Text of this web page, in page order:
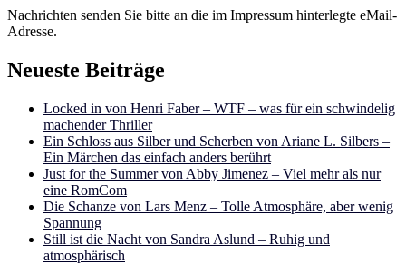
Nachrichten senden Sie bitte an die im Impressum hinterlegte eMail-
Adresse.
Neueste Beiträge
Locked in von Henri Faber – WTF – was für ein schwindelig
machender Thriller
Ein Schloss aus Silber und Scherben von Ariane L. Silbers –
Ein Märchen das einfach anders berührt
Just for the Summer von Abby Jimenez – Viel mehr als nur
eine RomCom
Die Schanze von Lars Menz – Tolle Atmosphäre, aber wenig
Spannung
Still ist die Nacht von Sandra Aslund – Ruhig und
atmosphärisch